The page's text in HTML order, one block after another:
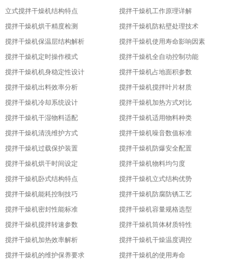
立式搅拌干燥机结构特点
搅拌干燥机工作原理详解
搅拌干燥机烘干精度检测
搅拌干燥机防粘壁处理技术
搅拌干燥机保温层结构解析
搅拌干燥机使用寿命影响因素
搅拌干燥机定时操作模式
搅拌干燥机全自动控制功能
搅拌干燥机机身稳定性设计
搅拌干燥机占地面积参数
搅拌干燥机出料效率分析
搅拌干燥机搅拌叶片材质
搅拌干燥机冷却系统设计
搅拌干燥机加热方式对比
搅拌干燥机干湿物料适配
搅拌干燥机适用物料种类
搅拌干燥机清洗维护方式
搅拌干燥机噪音数值标准
搅拌干燥机过载保护装置
搅拌干燥机防爆安全配置
搅拌干燥机烘干时间设定
搅拌干燥机物料均匀度
搅拌干燥机卧式结构特点
搅拌干燥机立式结构优势
搅拌干燥机能耗控制技巧
搅拌干燥机防腐防锈工艺
搅拌干燥机密封性能标准
搅拌干燥机容量规格选型
搅拌干燥机搅拌转速参数
搅拌干燥机筒体材质特性
搅拌干燥机加热效率解析
搅拌干燥机干燥温度调控
搅拌干燥机的维护保养要求
搅拌干燥机的使用寿命